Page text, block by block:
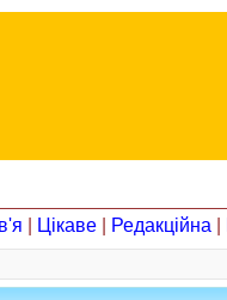
Цікаве Редакційна